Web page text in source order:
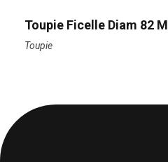
Toupie Ficelle Diam 82
Toupie